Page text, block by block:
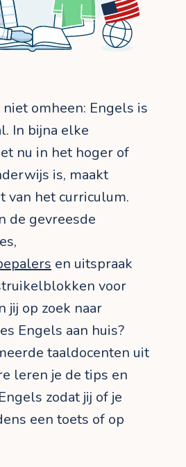
omheen: Engels is
In bijna elke
nu in het hoger of
is, maakt
van het curriculum.
de gevreesde
en uitspraak
voor
jij op zoek naar
Engels aan huis?
taaldocenten uit
leren je de tips en
zodat jij of je
een toets of op